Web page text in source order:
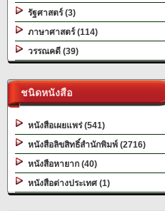
รัฐศาสตร์ (3)
ภาษาศาสตร์ (114)
วรรณคดี (39)
ชนิดหนังสือ
หนังสือเผยแพร่ (541)
หนังสือลิขสิทธิ์สำนักพิมพ์ (2716)
หนังสือหายาก (40)
หนังสือต่างประเทศ (1)